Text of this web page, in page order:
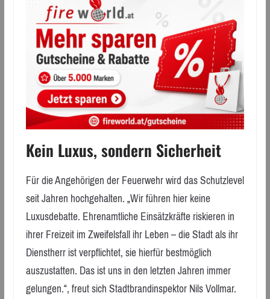
Kein Luxus, sondern Sicherheit
Für die Angehörigen der Feuerwehr wird das Schutzlevel
seit Jahren hochgehalten. „Wir führen hier keine
Luxusdebatte. Ehrenamtliche Einsätzkräfte riskieren in
ihrer Freizeit im Zweifelsfall ihr Leben – die Stadt als ihr
Dienstherr ist verpflichtet, sie hierfür bestmöglich
auszustatten. Das ist uns in den letzten Jahren immer
gelungen.“, freut sich Stadtbrandinspektor Nils Vollmar.